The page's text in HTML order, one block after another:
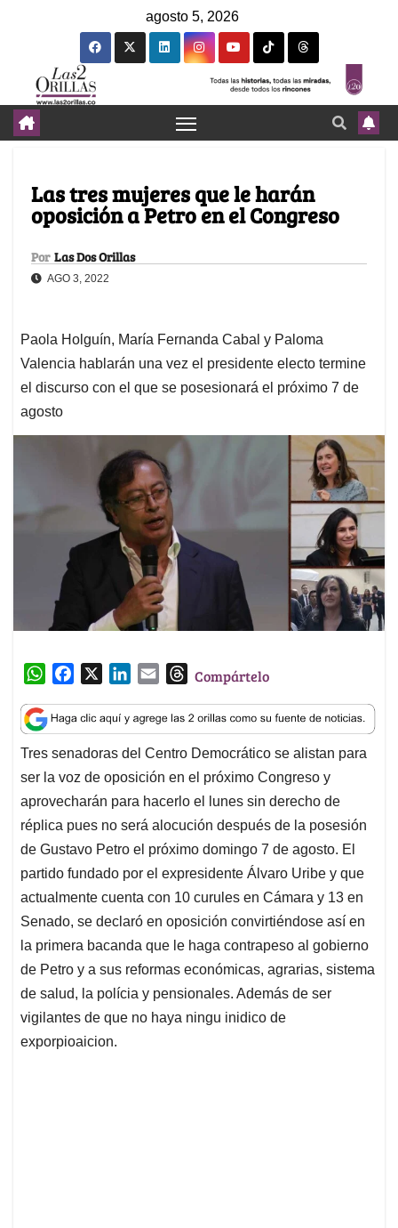
agosto 5, 2026
Las tres mujeres que le harán
oposición a Petro en el Congreso
Por Las Dos Orillas
AGO 3, 2022
Paola Holguín, María Fernanda Cabal y Paloma
Valencia hablarán una vez el presidente electo termine
el discurso con el que se posesionará el próximo 7 de
agosto
W
a
t
s
A
p
p
c
e
b
o
o
k
n
k
e
d
I
n
a
i
l
T
r
e
a
d
s
Compártelo
Tres senadoras del Centro Democrático se alistan para
ser la voz de oposición en el próximo Congreso y
aprovecharán para hacerlo el lunes sin derecho de
réplica pues no será alocución después de la posesión
de Gustavo Petro el próximo domingo 7 de agosto. El
partido fundado por el expresidente Álvaro Uribe y que
actualmente cuenta con 10 curules en Cámara y 13 en
Senado, se declaró en oposición convirtiéndose así en
la primera bacanda que le haga contrapeso al gobierno
de Petro y a sus reformas económicas, agrarias, sistema
de salud, la polícia y pensionales. Además de ser
vigilantes de que no haya ningu inidico de
exporpioaicion.